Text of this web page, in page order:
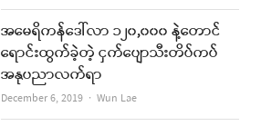
အမေရိကန်ဒေါ်လာ ၁၂၀,၀၀၀ နဲ့တောင်
ရောင်းထွက်ခဲ့တဲ့ ငှက်ပျောသီးတိပ်ကပ်
အနုပညာလက်ရာ
December 6, 2019 Author
Wun Lae